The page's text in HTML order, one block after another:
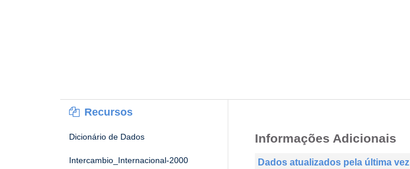
Recursos
Dicionário de Dados
Intercambio_Internacional-2000
Informações Adicionais
Dados atualizados pela última vez